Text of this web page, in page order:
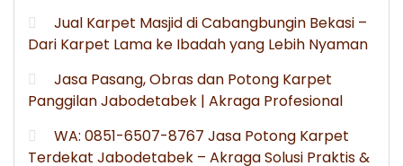
Jual Karpet Masjid di Cabangbungin Bekasi –
Dari Karpet Lama ke Ibadah yang Lebih Nyaman
Jasa Pasang, Obras dan Potong Karpet
Panggilan Jabodetabek | Akraga Profesional
WA: 0851-6507-8767 Jasa Potong Karpet
Terdekat Jabodetabek – Akraga Solusi Praktis &